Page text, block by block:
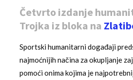
Četvrto izdanje
Trojka iz bloka na
Sportski humanitarni događaji
najmoćnijih načina za okupljanje
pomoći onima kojima je